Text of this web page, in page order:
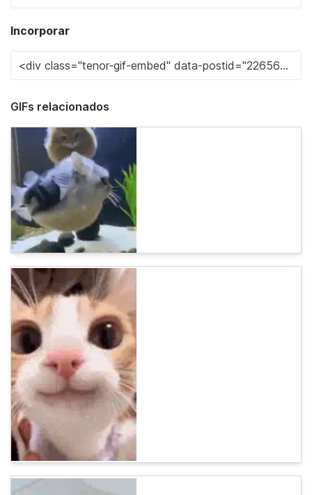
Incorporar
GIFs relacionados